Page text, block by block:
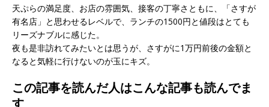
天ぷらの満足度、お店の雰囲気、接客の丁寧さともに、「さすが
有名店」と思わせるレベルで、ランチの1500円と値段はとても
リーズナブルに感じた。
夜も是非訪れてみたいとは思うが、さすがに1万円前後の金額と
なると気軽に行けないのが玉にキズ。
この記事を読んだ人はこんな記事も読んでま
す